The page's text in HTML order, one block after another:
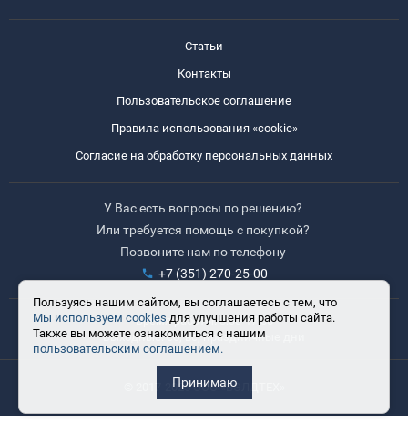
Статьи
Контакты
Пользовательское соглашение
Правила использования «cookie»
Согласие на обработку персональных данных
У Вас есть вопросы по решению?
Или требуется помощь с покупкой?
Позвоните нам по телефону
+7 (351) 270-25-00
Время работы: 8:30-17:30
Выходные: сб, вс, праздничные дни
© 2017-2025 ООО «ВЭЛДТЕХ»
Пользуясь нашим сайтом, вы соглашаетесь с тем, что
Мы используем cookies для улучшения работы сайта.
Также вы можете ознакомиться с нашим
пользовательским соглашением.
Принимаю